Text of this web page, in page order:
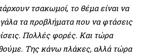
τσακωμοί, το θέμα είναι να
τα προβλήματα που να φτάσεις
Πολλές φορές. Και τώρα
Της κάνω πλάκες, αλλά τώρα